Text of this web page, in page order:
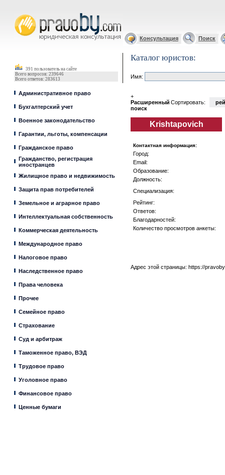
Консультация Поиск
391 пользователь на сайте
Всего вопросов: 239646
Всего ответов: 283613
Административное право
Бухгалтерский учет
Военное законодательство
Гарантии, льготы, компенсации
Гражданское право
Гражданство, регистрация
иностранцев
Жилищное право и недвижимость
Защита прав потребителей
Земельное и аграрное право
Интеллектуальная собственность
Коммерческая деятельность
Международное право
Налоговое право
Наследственное право
Права человека
Прочее
Семейное право
Страхование
Суд и арбитраж
Таможенное право, ВЭД
Трудовое право
Уголовное право
Финансовое право
Ценные бумаги
Каталог юристов:
Имя:
+
Расширенный
поиск
Сортировать:
Krishtapovich
Контактная информация:
Город:
Email:
Образование:
Должность:
Специализация:
Рейтинг:
Ответов:
Благодарностей:
Количество просмотров анкеты:
Адрес этой страницы: https://